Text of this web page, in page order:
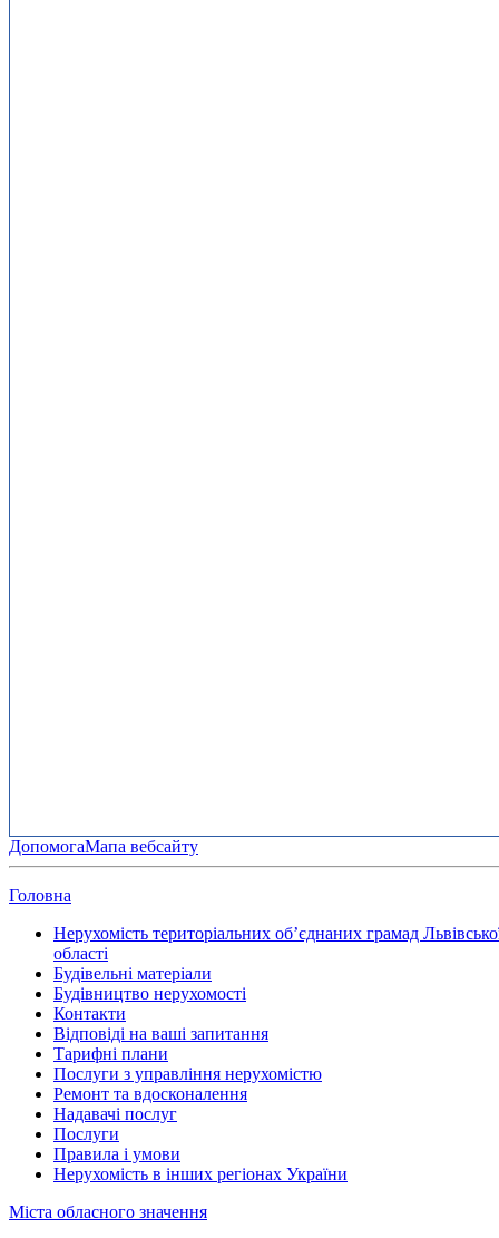
ДопомогаМапа вебсайту
Головна
Нерухомість територіальних об’єднаних грамад
області
Будівельні матеріали
Будівництво нерухомості
Контакти
Відповіді на ваші запитання
Тарифні плани
Послуги з управління нерухомістю
Ремонт та вдосконалення
Надавачі послуг
Послуги
Правила і умови
Нерухомість в інших регіонах України
Міста обласного значення